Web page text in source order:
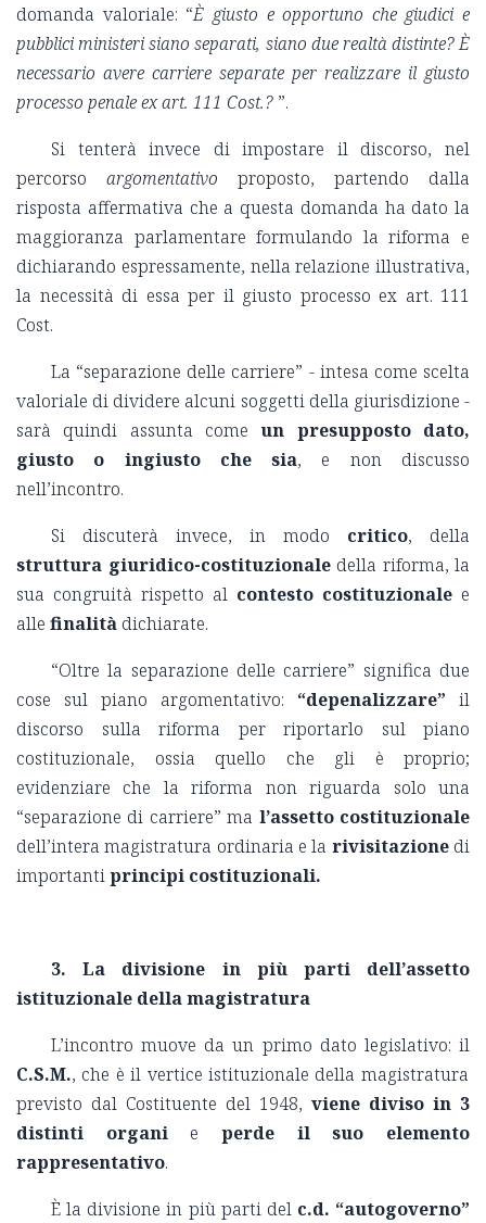
domanda valoriale: “È giusto e opportuno che giudici e
pubblici ministeri siano separati, siano due realtà distinte? È
necessario avere carriere separate per realizzare il giusto
processo penale ex art. 111 Cost.? ”.
Si tenterà invece di impostare il discorso, nel
percorso argomentativo proposto, partendo dalla
risposta affermativa che a questa domanda ha dato la
maggioranza parlamentare formulando la riforma e
dichiarando espressamente, nella relazione illustrativa,
la necessità di essa per il giusto processo ex art. 111
Cost.
La “separazione delle carriere” - intesa come scelta
valoriale di dividere alcuni soggetti della giurisdizione -
sarà quindi assunta comeun presupposto dato,
giusto o ingiusto che sia, e non discusso
nell’incontro.
Si discuterà invece, in modo critico, della
struttura giuridico-costituzionale della riforma, la
sua congruità rispetto al contesto costituzionale e
alle finalità dichiarate.
“Oltre la separazione delle carriere” significa due
cose sul piano argomentativo: “depenalizzare” il
discorso sulla riforma per riportarlo sul piano
costituzionale, ossia quello che gli è proprio;
evidenziare che la riforma non riguarda solo una
“separazione di carriere” ma l’assetto costituzionale
dell’intera magistratura ordinaria e la rivisitazionedi
importantiprincipi costituzionali.
3. La divisione in più parti dell’assetto
istituzionale della magistratura
L’incontro muove da un primo dato legislativo: il
C.S.M., che è il vertice istituzionale della magistratura
previsto dal Costituente del 1948, viene diviso in 3
distinti organieperde il suo elemento
rappresentativo.
È la divisione in più parti delc.d. “autogoverno”